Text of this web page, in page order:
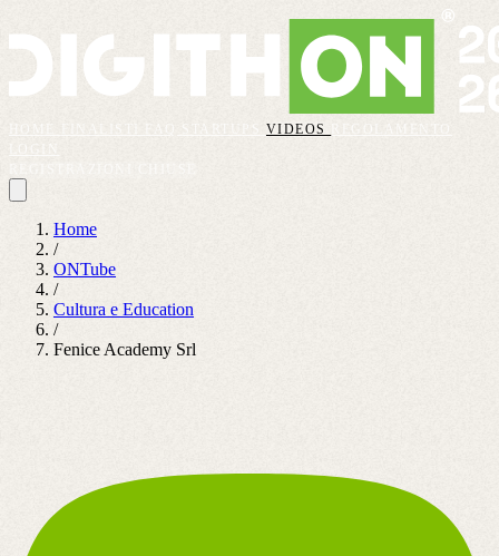
VIDEOS
REGOLAMENTO
Home
/
ONTube
/
Cultura e Education
/
Fenice Academy Srl